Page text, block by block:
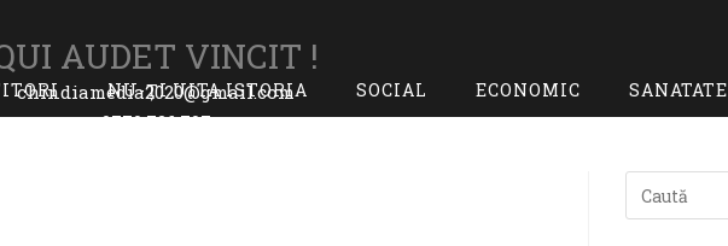
AUDET VINCIT !
chindiamedia2020@gmail.com
0770.726.797
NU-ȚI UITA ISTORIA SOCIAL ECONOMIC SANATATE